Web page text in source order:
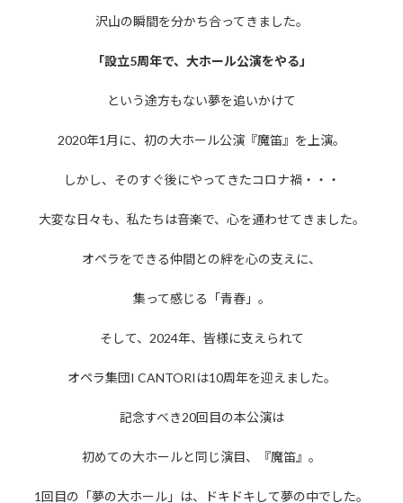
沢山の瞬間を分かち合ってきました。
「設立5周年で、大ホール公演をやる」
という途方もない夢を追いかけて
2020年1月に、初の大ホール公演『魔笛』を上演。
しかし、そのすぐ後にやってきたコロナ禍・・・
大変な日々も、私たちは音楽で、心を通わせてきました。
オペラをできる仲間との絆を心の支えに、
集って感じる「青春」。
そして、2024年、皆様に支えられて
オペラ集団I CANTORIは10周年を迎えました。
記念すべき20回目の本公演は
初めての大ホールと同じ演目、『魔笛』。
1回目の「夢の大ホール」は、ドキドキして夢の中でした。